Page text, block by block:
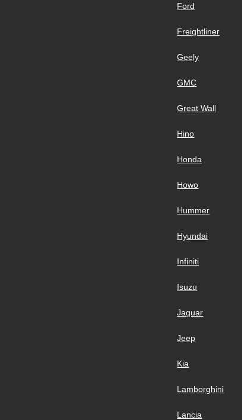
Ford
Freightliner
Geely
GMC
Great Wall
Hino
Honda
Howo
Hummer
Hyundai
Infiniti
Isuzu
Jaguar
Jeep
Kia
Lamborghini
Lancia